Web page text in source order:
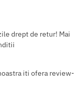
drept de retur! Mai
iti ofera review-